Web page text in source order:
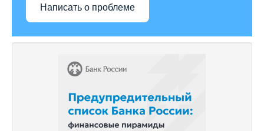
Написать о проблеме